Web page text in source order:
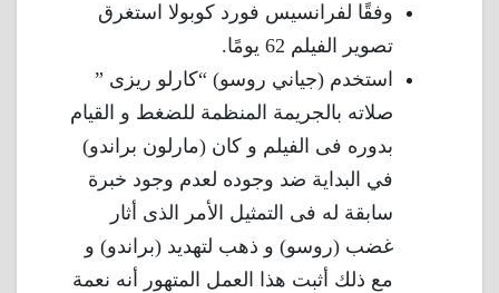
وفقًا لفرانسيس فورد كوبولا استغرق
تصوير الفيلم 62 يومًا.
استخدم (جياني روسو) “كارلو ريزى ”
صلاته بالجريمة المنظمة للضغط و القيام
بدوره فى الفيلم و كان (مارلون براندو)
في البداية ضد وجوده لعدم وجود خبرة
سابقة له فى التمثيل الأمر الذى أثار
غضب (روسو) و ذهب لتهديد (براندو) و
مع ذلك أثبت هذا العمل المتهور أنه نعمة